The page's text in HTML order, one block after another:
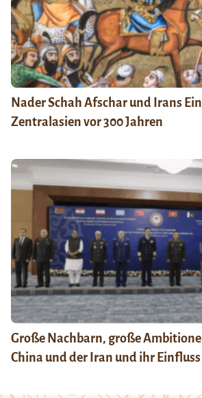
Nader Schah Afschar und Irans
Zentralasien vor 300 Jahren
Große Nachbarn, große
China und der Iran und ihr